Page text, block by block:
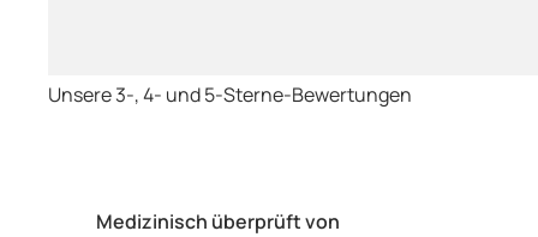
Medizinisch überprüft von
dauert obwohl
Unsere 3-, 4- und 5-Sterne-Bewertungen